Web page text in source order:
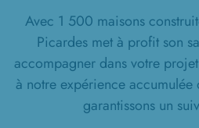
Avec 1 500 maisons
Picardes met à profit son
accompagner dans votre
à notre expérience
garantissons un